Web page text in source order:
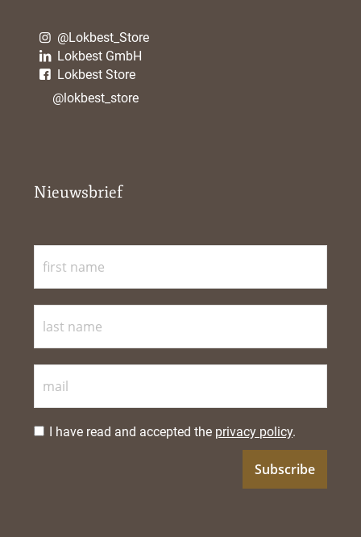
@Lokbest_Store
Lokbest GmbH
Lokbest Store
@lokbest_store
Nieuwsbrief
I have read and accepted the privacy policy.